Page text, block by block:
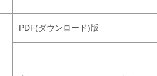
PDF(ダウンロード)版